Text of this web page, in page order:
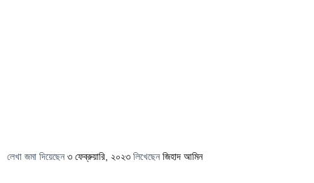
লেখা জমা দিয়েছেন ৩ ফেব্রুয়ারি, ২০২৩ লিখেছেন জিহাদ আমিন